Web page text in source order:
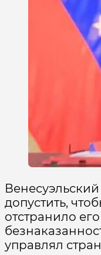
допустить,
отстранило
управлял